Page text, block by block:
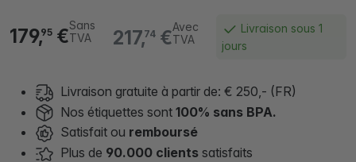
217,74€Avec
TVA
179,95 €Sans
TVA
Livraison sous 1
jours
Livraison gratuite à partir de: € 250,- (FR)
Nos étiquettes sont 100% sans BPA.
Satisfait ou remboursé
Plus de 90.000 clients satisfaits